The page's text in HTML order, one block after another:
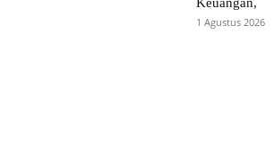
1 Agustus 2026